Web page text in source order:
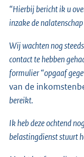
“Hierbij bericht ik u
inzake de
Wij wachten nog
contact te hebben
formulier “opgaaf
van de
bereikt.
Ik heb deze ochtend
belastingdienst stuurt